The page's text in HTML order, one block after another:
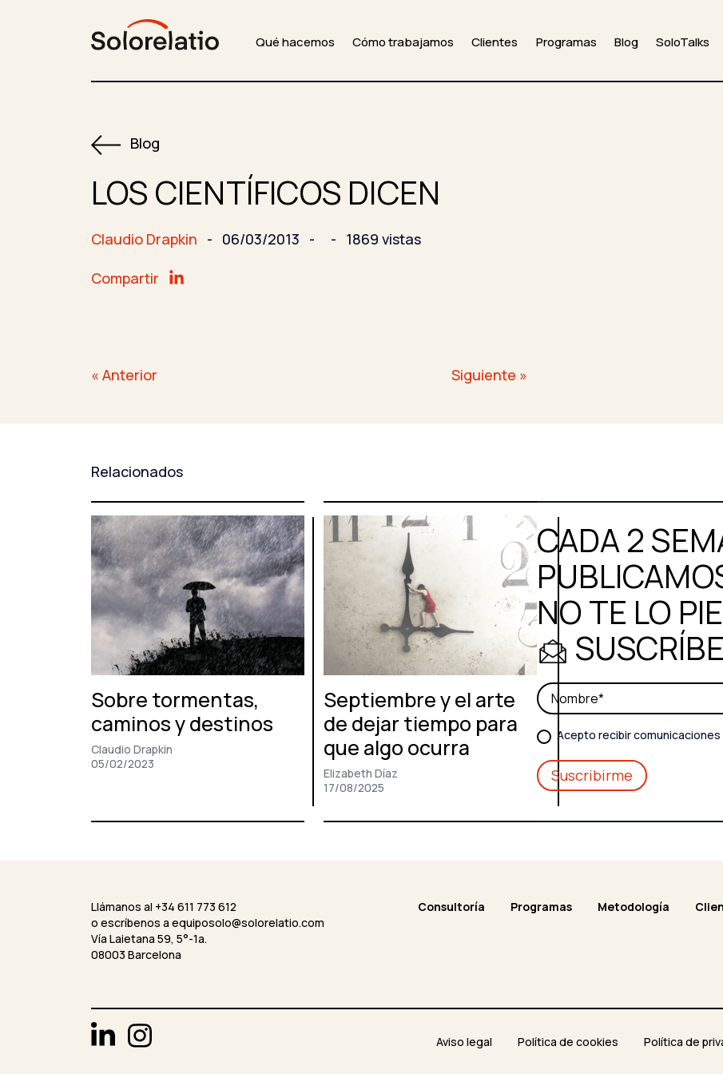
Qué hacemos Cómo trabajamos Clientes Programas Blog SoloTalks
Blog
LOS CIENTÍFICOS DICEN
Claudio Drapkin - 06/03/2013 - - 1869 vistas
Compartir
Navegación
« Anterior Siguiente »
Relacionados
Sobre tormentas,
caminos y destinos
Claudio Drapkin
05/02/2023
Septiembre y el arte
de dejar tiempo para
que algo ocurra
Elizabeth Díaz
17/08/2025
CADA 2
NO TE LO
Acepto recibir
Llámanos al +34 611 773 612
o escríbenos a equiposolo@solorelatio.com
Vía Laietana 59, 5°-1a.
08003 Barcelona
Consultoría Programas Metodología
Aviso legal Política de cookies Política de